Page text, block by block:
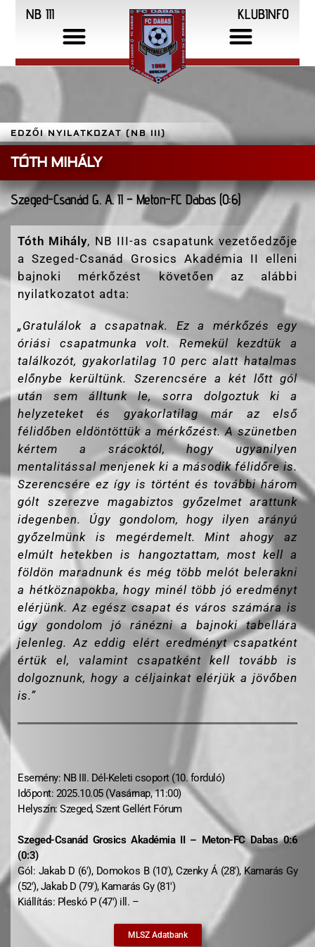
NB III KLUBINFO
EDZŐI NYILATKOZAT (NB III)
TÓTH MIHÁLY
Szeged-Csanád G. A. II – Meton-FC Dabas (0:6)
Tóth Mihály, NB III-as csapatunk vezetőedzője
a Szeged-Csanád Grosics Akadémia II elleni
bajnoki mérkőzést követően az alábbi
nyilatkozatot adta:
„Gratulálok a csapatnak. Ez a mérkőzés egy
óriási csapatmunka volt. Remekül kezdtük a
találkozót, gyakorlatilag 10 perc alatt hatalmas
előnybe kerültünk. Szerencsére a két lőtt gól
után sem álltunk le, sorra dolgoztuk ki a
helyzeteket és gyakorlatilag már az első
félidőben eldöntöttük a mérkőzést. A szünetben
kértem a srácoktól, hogy ugyanilyen
mentalitással menjenek ki a második félidőre is.
Szerencsére ez így is történt és további három
gólt szerezve magabiztos győzelmet arattunk
idegenben. Úgy gondolom, hogy ilyen arányú
győzelmünk is megérdemelt. Mint ahogy az
elmúlt hetekben is hangoztattam, most kell a
földön maradnunk és még több melót belerakni
a hétköznapokba, hogy minél több jó eredményt
elérjünk. Az egész csapat és város számára is
úgy gondolom jó ránézni a bajnoki tabellára
jelenleg. Az eddig elért eredményt csapatként
értük el, valamint csapatként kell tovább is
dolgoznunk, hogy a céljainkat elérjük a jövőben
is.”
Esemény: NB III. Dél-Keleti csoport (10. forduló)
Időpont: 2025.10.05 (Vasárnap, 11:00)
Helyszín: Szeged, Szent Gellért Fórum
Szeged-Csanád Grosics Akadémia II – Meton-FC Dabas 0:6
(0:3)
Gól: Jakab D (6′), Domokos B (10′), Czenky Á (28′), Kamarás Gy
(52′), Jakab D (79′), Kamarás Gy (81′)
Kiállítás: Pleskó P (47′) ill. –
MLSZ Adatbank